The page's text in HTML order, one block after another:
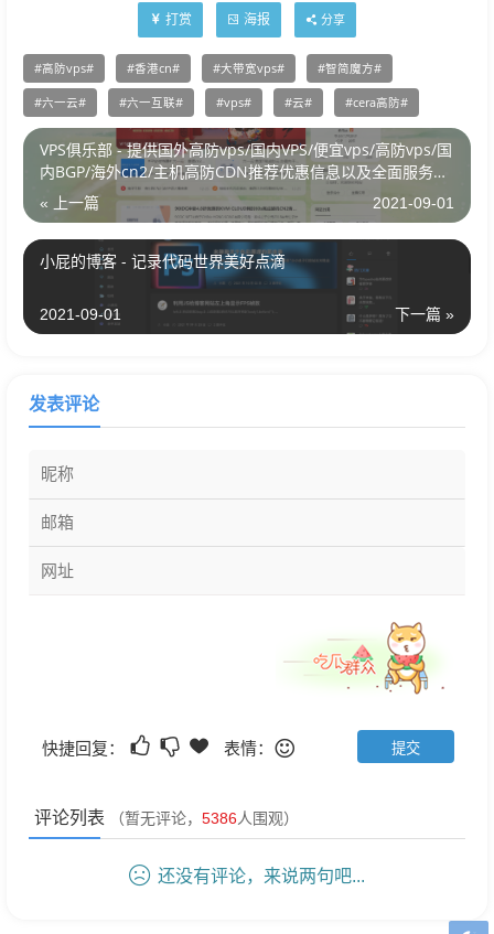
打赏 海报 分享
高防vps 香港cn 大带宽vps 智简魔方
六一云 六一互联 vps 云 cera高防
VPS俱乐部 - 提供国外高防vps/国内VPS/便宜vps/高防vps/国
内BGP/海外cn2/主机高防CDN推荐优惠信息以及全面服务器
测评建站技术交
« 上一篇 2021-09-01
小屁的博客 - 记录代码世界美好点滴
下一篇 »
2021-09-01
发表评论
快捷回复： 表情：
评论列表 （暂无评论， 5386人围观）
还没有评论，来说两句吧...